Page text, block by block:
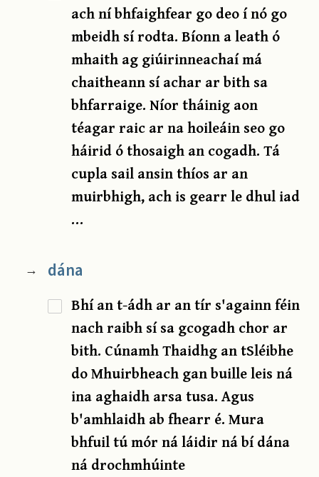
ach ní bhfaighfear go deo í nó go
mbeidh sí rodta. Bíonn a leath ó
mhaith ag giúirinneachaí má
chaitheann sí achar ar bith sa
bhfarraige. Níor tháinig aon
téagar raic ar na hoileáin seo go
háirid ó thosaigh an cogadh. Tá
cupla sail ansin thíos ar an
muirbhigh, ach is gearr le dhul iad
…
→ dána
Bhí an t-ádh ar an tír s'againn féin
nach raibh sí sa gcogadh chor ar
bith. Cúnamh Thaidhg an tSléibhe
do Mhuirbheach gan buille leis ná
ina aghaidh arsa tusa. Agus
b'amhlaidh ab fhearr é. Mura
bhfuil tú mór ná láidir ná bí dána
ná drochmhúinte